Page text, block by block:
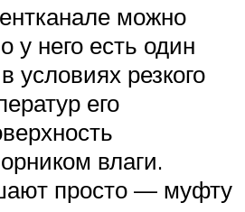
можно
у него есть один
условиях резкого
его
влаги.
просто — муфту